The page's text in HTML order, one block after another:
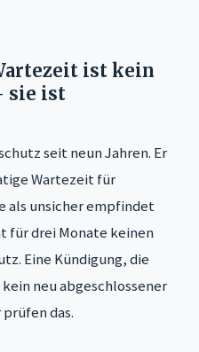
ist kein
sie ist
seit neun Jahren. Er
Wartezeit für
als unsicher empfindet
für drei Monate keinen
Eine Kündigung, die
neu abgeschlossener
das.